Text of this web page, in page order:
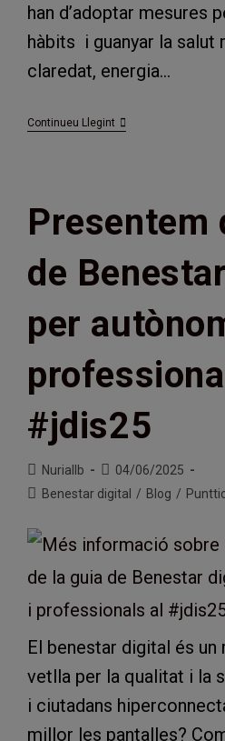
han d’adoptar mesures
hàbits i guanyar la salut
claredat, energia…
Continueu LlegintSetmana
Presentem
de
per
#jdis25
Autor
de
Nuriallb
Entrada
publicada:
04/06/2025
Categoria
l'entrada:
Benestar digital / Blog /
El benestar digital és
vetlla per la qualitat i la
i ciutadans
millor les pantalles?